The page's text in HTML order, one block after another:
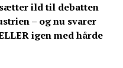
ild til debatten
– og nu svarer
igen med hårde